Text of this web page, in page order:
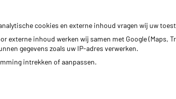
cookies en externe inhoud vragen wij uw
externe inhoud werken wij samen met Google (Maps,
gegevens zoals uw IP-adres verwerken.
intrekken of aanpassen.